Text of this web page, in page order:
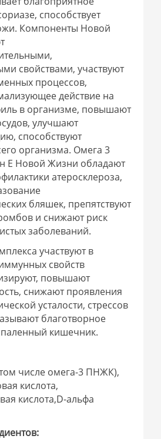
способствует
Компоненты Новой
свойствами, участвуют
процессов,
действие на
в организме, повышают
улучшают
способствуют
организма. Омега 3
Е Новой Жизни обладают
атеросклероза,
бляшек, препятствуют
и снижают риск
заболеваний.
участвуют в
свойств
повышают
снижают проявления
усталости, стрессов
благотворное
кишечник.
числе омега-3 ПНЖК),
кислота,
кислота,D-альфа